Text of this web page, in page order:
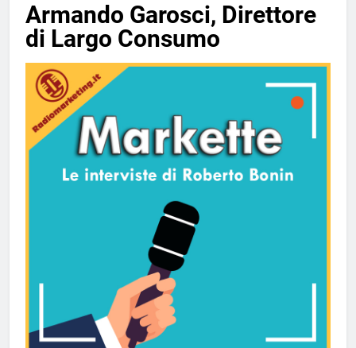
Armando Garosci, Direttore
di Largo Consumo